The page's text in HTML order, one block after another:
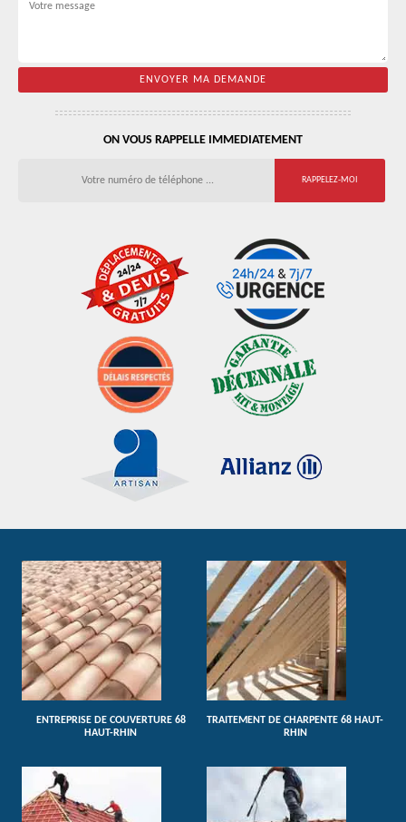
ON VOUS RAPPELLE IMMEDIATEMENT
ENTREPRISE DE COUVERTURE 68
HAUT-RHIN
TRAITEMENT DE CHARPENTE 68 HAUT-
RHIN